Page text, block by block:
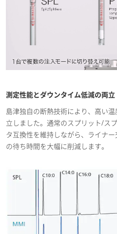
測定性能とダウンタイム低減の両立
島津独自の断熱技術により、高い
立しました。通常のスプリット/ス
タ互換性を維持しながら、ライナ
の待ち時間を大幅に削減します。